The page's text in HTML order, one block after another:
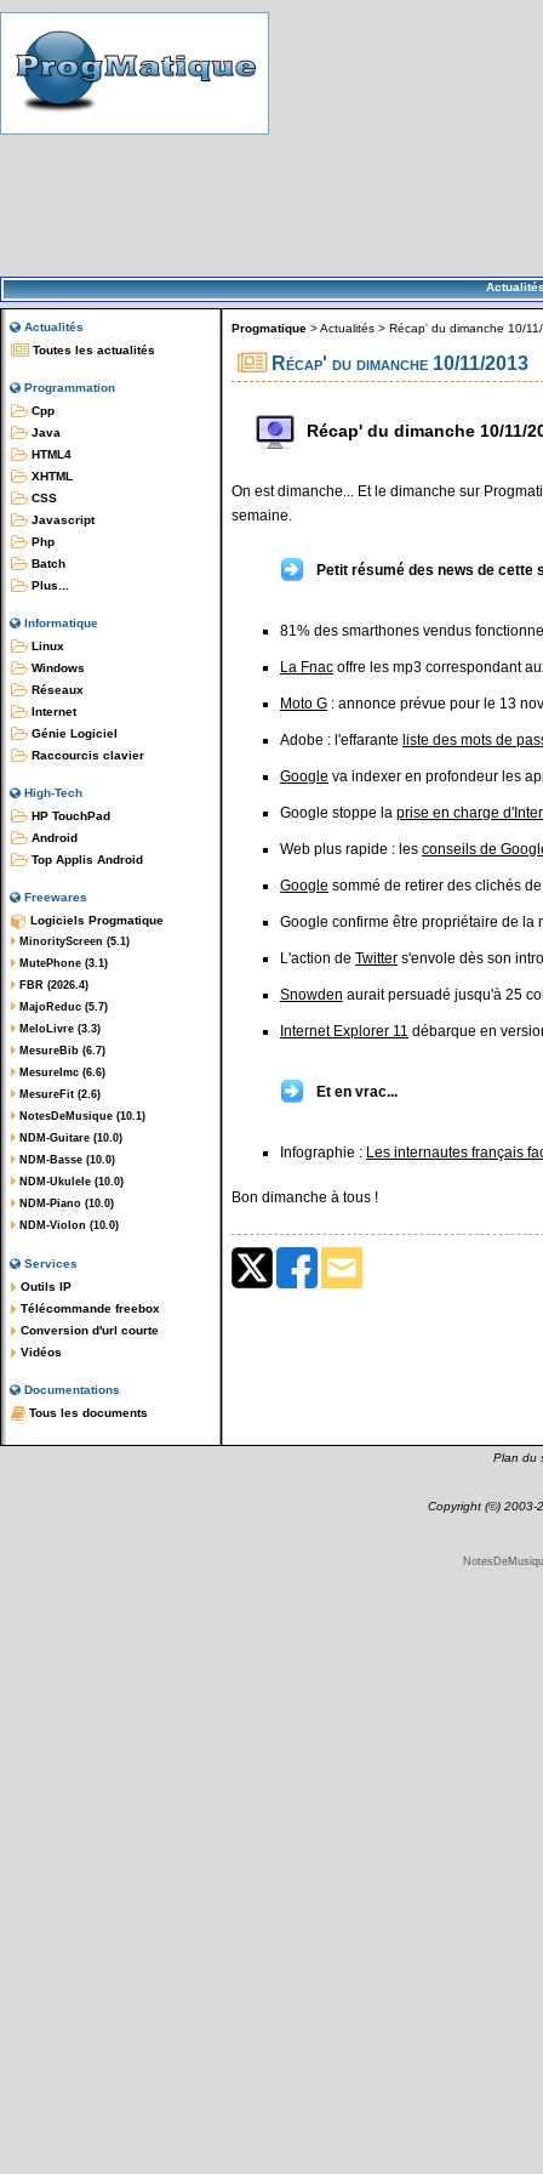
Actualités
Toutes les actualités
Programmation
Cpp
Java
HTML4
XHTML
CSS
Javascript
Php
Batch
Plus...
Informatique
Linux
Windows
Réseaux
Internet
Génie Logiciel
Raccourcis clavier
High-Tech
HP TouchPad
Android
Top Applis Android
Freewares
Logiciels Progmatique
MinorityScreen (5.1)
MutePhone (3.1)
FBR (2026.4)
MajoReduc (5.7)
MeloLivre (3.3)
MesureBib (6.7)
MesureImc (6.6)
MesureFit (2.6)
NotesDeMusique (10.1)
NDM-Guitare (10.0)
NDM-Basse (10.0)
NDM-Ukulele (10.0)
NDM-Piano (10.0)
NDM-Violon (10.0)
Services
Outils IP
Télécommande freebox
Conversion d'url courte
Vidéos
Documentations
Tous les documents
Progmatique >Actualités > Récap' du dimanche 10/
Récap' du dimanche 10/11/2013
Récap' du dimanche 10/11/
On est dimanche... Et le dimanche sur
semaine.
Petit résumé des news de cette
81% des smarthones vendus
La Fnac offre les mp3 correspondant
Moto G : annonce prévue pour le 13
Adobe : l'effarante liste des mots de
Google va indexer en profondeur les
Google stoppe la prise en charge
Web plus rapide : les conseils de
Google sommé de retirer des clichés
Google confirme être propriétaire de la
L'action de Twitter s'envole dès son
Snowden aurait persuadé jusqu'à 25
Internet Explorer 11 débarque en
Et en vrac...
Infographie : Les internautes français
Bon dimanche à tous !
Plan du
Copyright (©) 2003-